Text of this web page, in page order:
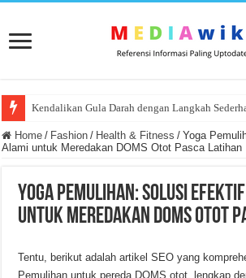
Kendalikan Gula Darah dengan Langkah
Cara Adaptasi Latihan Efektif Saat Menopause
Home / Fashion / Health & Fitness / Yoga
Alami untuk Meredakan DOMS Otot Pasca Latihan
Yoga Pemulihan: Solusi
untuk Meredakan DOMS Otot
Tentu, berikut adalah artikel SEO yang
Pemulihan untuk pereda DOMS otot, lengkap